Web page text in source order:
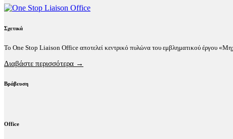
Σχετικά
Το One Stop Liaison Office αποτελεί κεντρικό πυλώνα του εμβληματικού έργου
Διαβάστε περισσότερα →
Βράβευση
Office